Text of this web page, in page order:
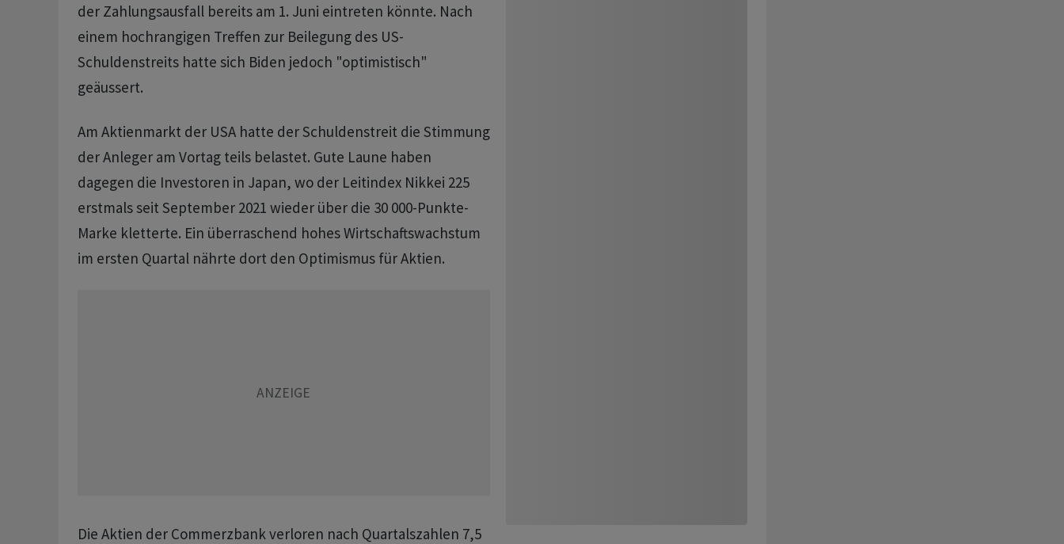
der Zahlungsausfall bereits am 1. Juni eintreten könnte. Nach
einem hochrangigen Treffen zur Beilegung des US-
Schuldenstreits hatte sich Biden jedoch "optimistisch"
geäussert.
Am Aktienmarkt der USA hatte der Schuldenstreit die Stimmung
der Anleger am Vortag teils belastet. Gute Laune haben
dagegen die Investoren in Japan, wo der Leitindex Nikkei 225
erstmals seit September 2021 wieder über die 30 000-Punkte-
Marke kletterte. Ein überraschend hohes Wirtschaftswachstum
im ersten Quartal nährte dort den Optimismus für Aktien.
Die Aktien der Commerzbank verloren nach Quartalszahlen 7,5